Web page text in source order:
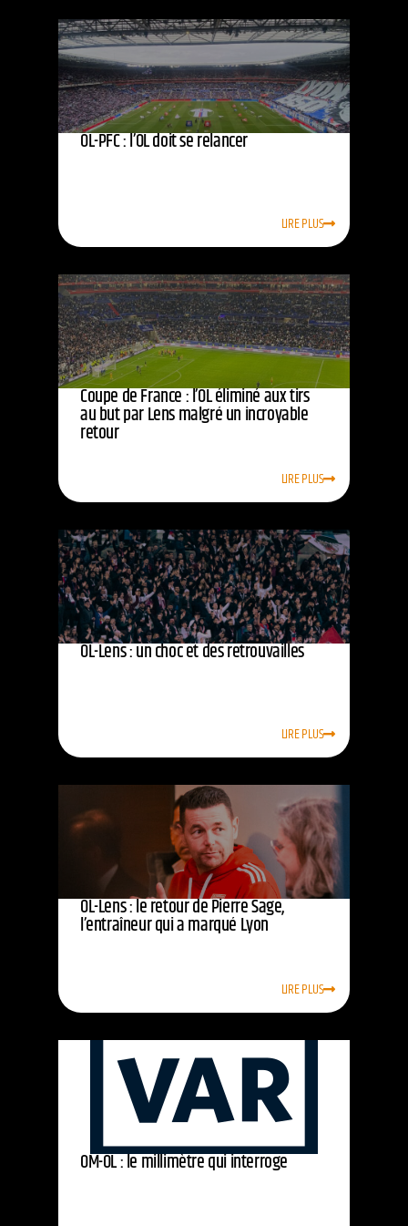
OL-PFC : l’OL doit se relancer
LIRE PLUS
Coupe de France : l’OL éliminé aux tirs
au but par Lens malgré un incroyable
retour
LIRE PLUS
OL-Lens : un choc et des retrouvailles
LIRE PLUS
OL-Lens : le retour de Pierre Sage,
l’entraîneur qui a marqué Lyon
LIRE PLUS
OM-OL : le millimètre qui interroge